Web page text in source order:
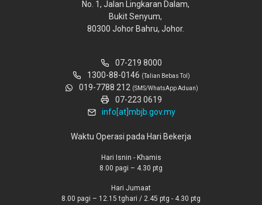
No. 1, Jalan Lingkaran Dalam,
Bukit Senyum,
80300 Johor Bahru, Johor.
07-219 8000
1300-88-0146 (Talian Bebas Tol)
019-7788 212 (SMS/WhatsApp Aduan)
07-223 0619
info[at]mbjb.gov.my
Waktu Operasi pada Hari Bekerja
Hari Isnin - Khamis
8.00 pagi – 4.30 ptg
Hari Jumaat
8.00 pagi – 12.15 tghari / 2.45 ptg - 4.30 ptg